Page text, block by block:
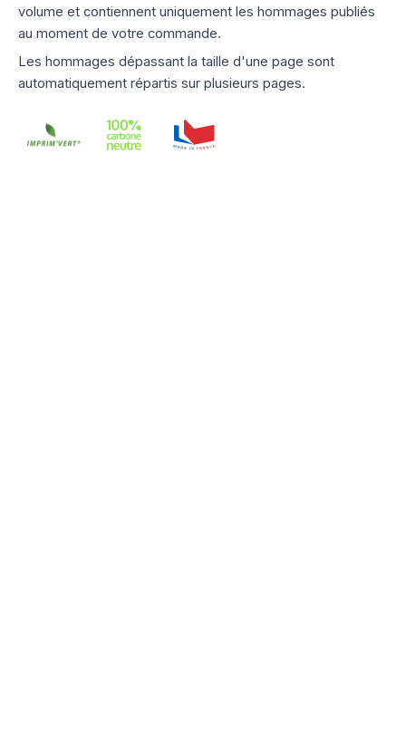
volume et contiennent uniquement les hommages publiés
au moment de votre commande.
Les hommages dépassant la taille d'une page sont
automatiquement répartis sur plusieurs pages.